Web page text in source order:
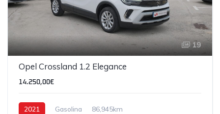
19
Opel Crossland 1.2 Elegance
14.250,00€
2021 Gasolina 86,945km